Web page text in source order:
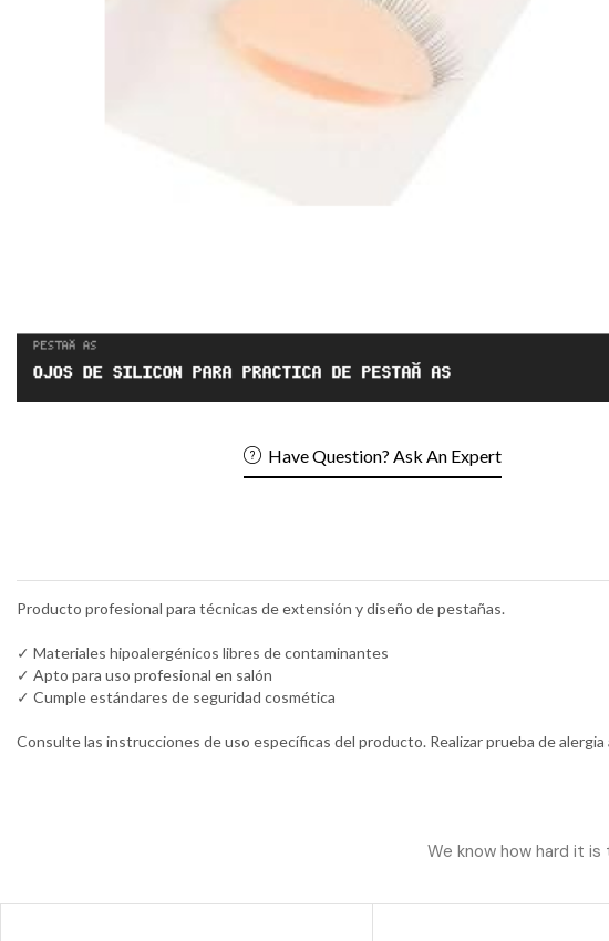
Have Question? Ask An Expert
Producto profesional para técnicas de extensión y diseño de pestañas.
✓ Materiales hipoalergénicos libres de contaminantes
✓ Apto para uso profesional en salón
✓ Cumple estándares de seguridad cosmética
Consulte las instrucciones de uso específicas del producto. Realizar prueba de
We know how hard it